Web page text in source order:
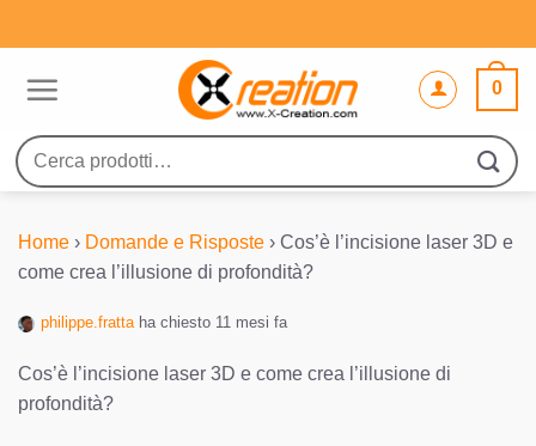
ai
0
Cerca:
Home › Domande e Risposte › Cos’è l’incisione laser 3D e
come crea l’illusione di profondità?
philippe.frattaha chiesto 11 mesi fa
Cos’è l’incisione laser 3D e come crea l’illusione di
profondità?